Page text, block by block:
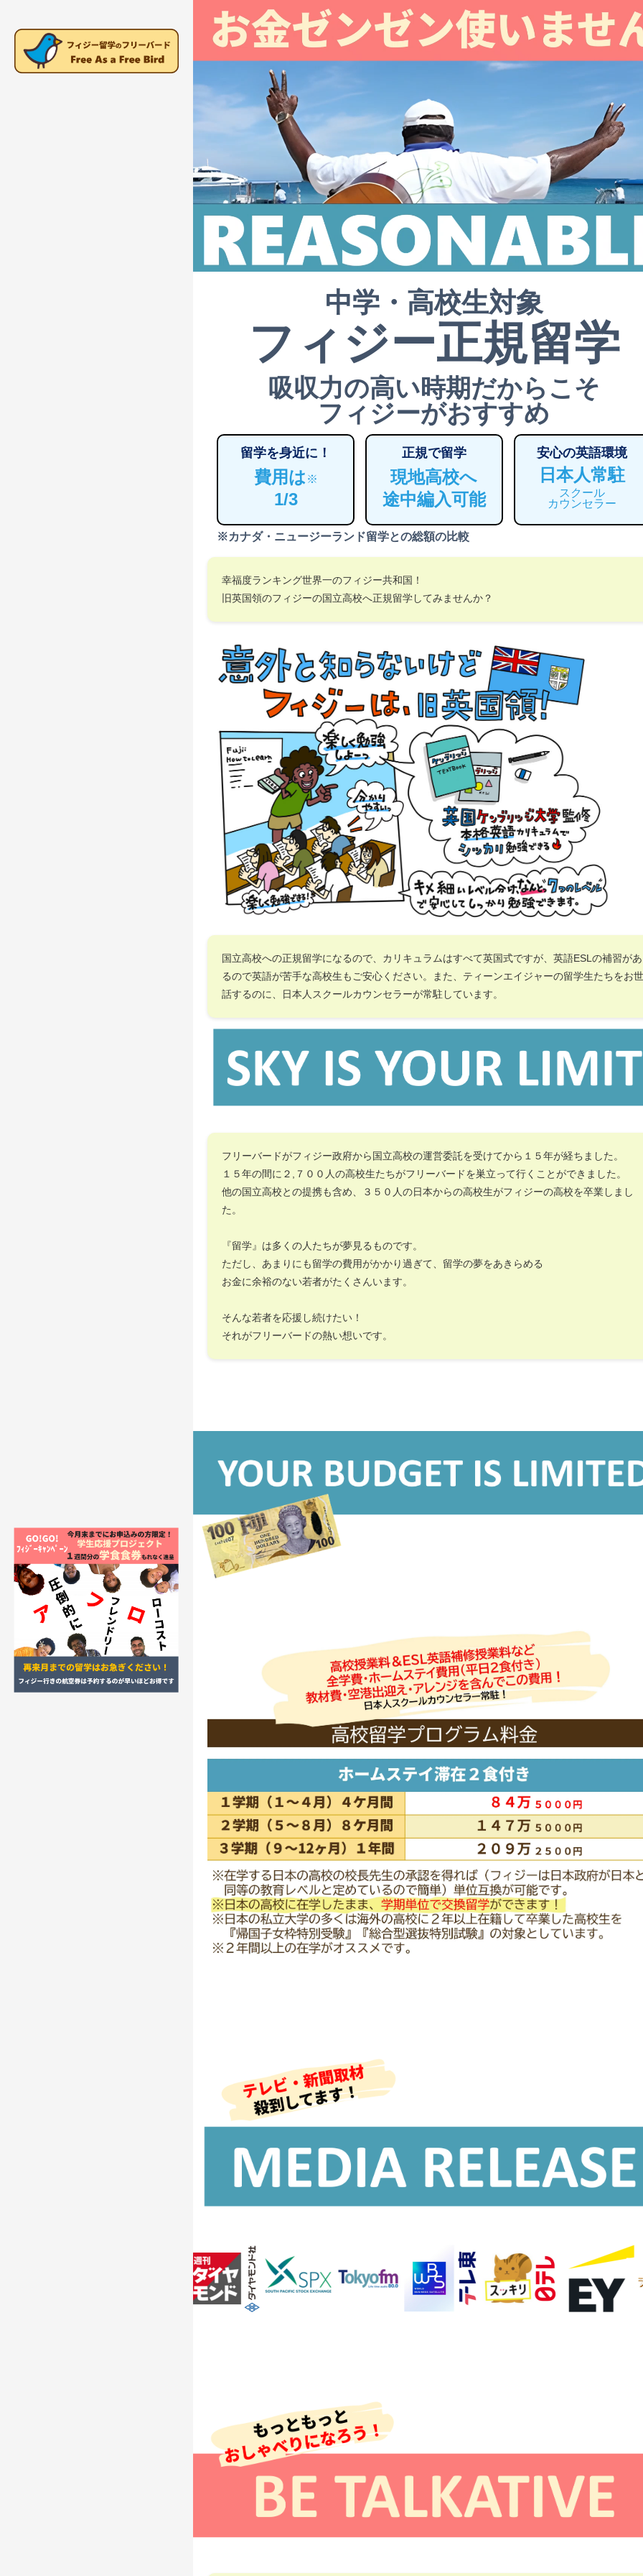
中学・高校生対象
フィジー正規留学
吸収力の高い時期だからこそ
フィジーがおすすめ
留学を身近に！
費用は※
1/3
正規で留学
現地高校へ
途中編入可能
安心の英語環境
日本人常駐
スクール
カウンセラー
※カナダ・ニュージーランド留学との総額の比較
幸福度ランキング世界一のフィジー共和国！
旧英国領のフィジーの国立高校へ正規留学してみませんか？
国立高校への正規留学になるので、カリキュラムはすべて英国式ですが、英語ESLの補習があ
るので英語が苦手な高校生もご安心ください。また、ティーンエイジャーの留学生たちをお世
話するのに、日本人スクールカウンセラーが常駐しています。
フリーバードがフィジー政府から国立高校の運営委託を受けてから１５年が経ちました。
１５年の間に２,７００人の高校生たちがフリーバードを巣立って行くことができました。
他の国立高校との提携も含め、３５０人の日本からの高校生がフィジーの高校を卒業しまし
た。
『留学』は多くの人たちが夢見るものです。
ただし、あまりにも留学の費用がかかり過ぎて、留学の夢をあきらめる
お金に余裕のない若者がたくさんいます。
そんな若者を応援し続けたい！
それがフリーバードの熱い想いです。